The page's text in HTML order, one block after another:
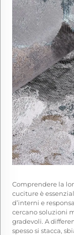
Comprendere la
cucitureè
d’interni e
cercano soluzioni
gradevoli. A
spesso si stacca,